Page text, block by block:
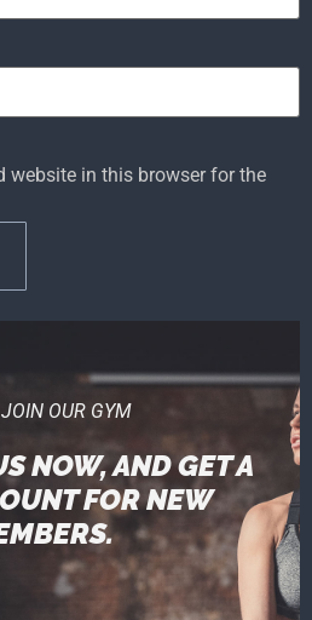
website in this browser for the
OUR GYM
NOW, AND GET A
FOR NEW